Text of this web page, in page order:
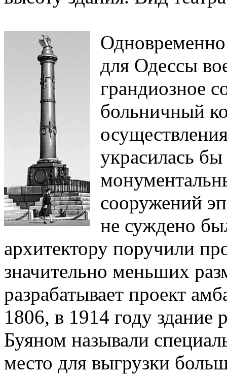
для Одессы
грандиозное
больничный
украсилась
сооружений
не суждено
архитектору поручили
значительно меньших
разрабатывает проект
1806, в 1914 году здание
Буяном называли
место для выгрузки